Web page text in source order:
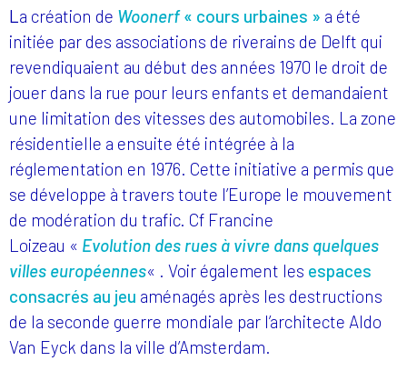
La création de Woonerf« cours urbaines » a été
initiée par des associations de riverains de Delft qui
revendiquaient au début des années 1970 le droit de
jouer dans la rue pour leurs enfants et demandaient
une limitation des vitesses des automobiles. La zone
résidentielle a ensuite été intégrée à la
réglementation en 1976. Cette initiative a permis que
se développe à travers toute l’Europe le mouvement
de modération du trafic. Cf Francine
Loizeau « Evolution des rues à vivre dans quelques
villes européennes« . Voir également les espaces
consacrés au jeu aménagés après les destructions
de la seconde guerre mondiale par l’architecte Aldo
Van Eyck dans la ville d’Amsterdam.